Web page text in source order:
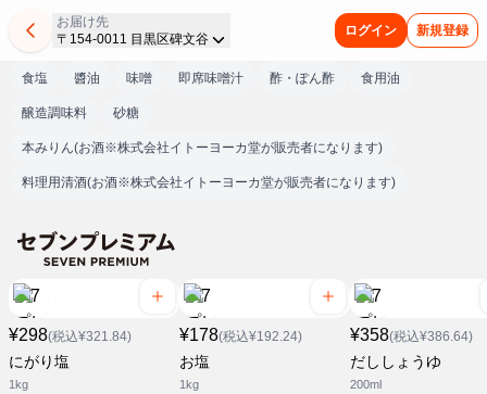
お届け先
〒154-0011 目黒区碑文谷
ログイン 新規登録
食塩 醬油 味噌 即席味噌汁 酢・ぽん酢 食用油
醸造調味料 砂糖
本みりん(お酒※株式会社イトーヨーカ堂が販売者になります)
料理用清酒(お酒※株式会社イトーヨーカ堂が販売者になります)
¥298(税込¥321.84)
にがり塩
1kg
¥178(税込¥192.24)
お塩
1kg
¥358(税込¥386.64)
だししょうゆ
200ml